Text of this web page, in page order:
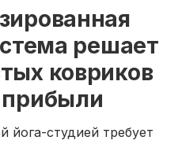
решает
ковриков
прибыли
йога-студией требует